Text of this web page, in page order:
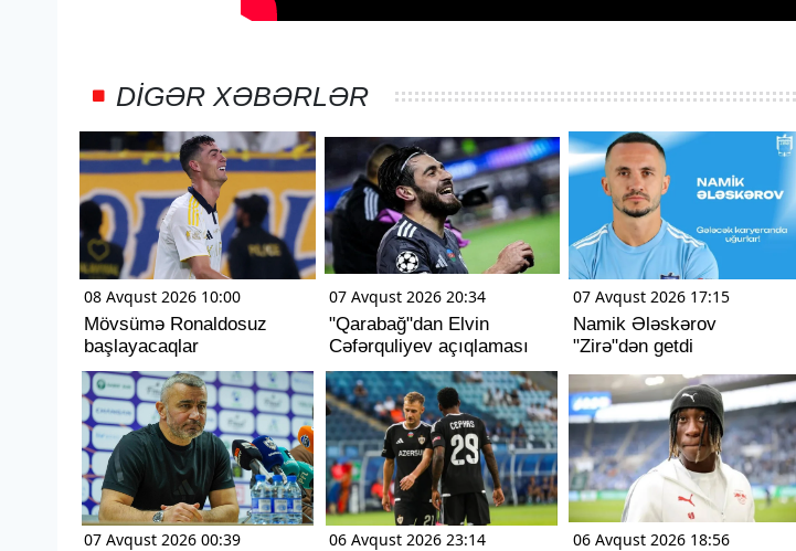
DIGƏR XƏBƏRLƏR
08 Avqust 2026 10:00
Mövsümə Ronaldosuz
başlayacaqlar
07 Avqust 2026 20:34
"Qarabağ"dan Elvin
Cəfərquliyev açıqlaması
07 Avqust 2026 17:15
Namik Ələskərov
"Zirə"dən getdi
07 Avqust 2026 00:39
06 Avqust 2026 23:14
06 Avqust 2026 18:56